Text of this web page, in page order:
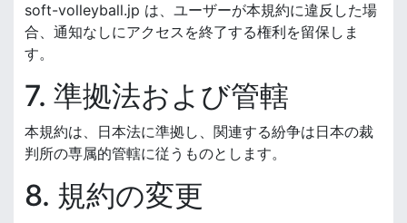
soft-volleyball.jp は、ユーザーが本規約に違反した場
合、通知なしにアクセスを終了する権利を留保しま
す。
7. 準拠法および管轄
本規約は、日本法に準拠し、関連する紛争は日本の裁
判所の専属的管轄に従うものとします。
8. 規約の変更